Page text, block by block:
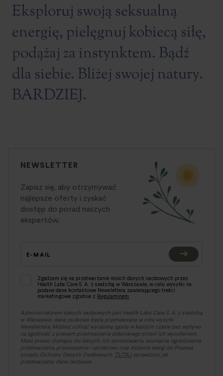
Eksploruj swoją seksualną
energię, pielęgnuj kobiecą siłę,
podążaj za instynktem. Bądź
dla siebie. Bliżej swojej natury.
BARDZIEJ.
NEWSLETTER
Zapisz się, aby otrzymywać
najlepsze oferty i zyskać
dostęp do porad naszych
ekspertów.
E-MAIL
Zgadzam się na przetwarzanie moich danych osobowych przez
Health Labs Care S. A. z siedzibą w Warszawie, w celu wysyłki na
podane dane kontaktowe Newslettera zawierającego treści
marketingowe zgodnie z Regulaminem.
Administratorem danych osobowych jest Health Labs Care S. A. z siedzibą
w Warszawie, dane osobowe będą przetwarzane w celu wysyłki
Newslettera. Możesz cofnąć wyrażoną zgodę w każdym czasie bez wpływu
na zgodność z prawem przetwarzania dokonanego przed ich wycofaniem.
Masz prawo: dostępu do danych, ich sprostowania, usunięcia, ograniczenia
przetwarzania, przenoszenia i sprzeciwu oraz złożenia skargi do Prezesa
Urzędu Ochrony Danych Osobowych. TUTAJsprawdzisz jak
przetwarzamy dane osobowe.